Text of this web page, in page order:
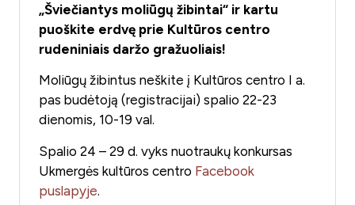
„Šviečiantys moliūgų žibintai“ ir kartu
puoškite erdvę prie Kultūros centro
rudeniniais daržo gražuoliais!
Moliūgų žibintus neškite į Kultūros centro I a.
pas budėtoją (registracijai) spalio 22-23
dienomis, 10-19 val.
Spalio 24 – 29 d. vyks nuotraukų konkursas
Ukmergės kultūros centro Facebook
puslapyje.